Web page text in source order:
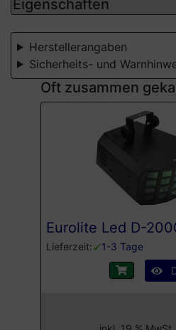
Eigenschaften
Herstellerangaben
Sicherheits- und
Oft zusammen
Eurolite Led D-
Lieferzeit:
1-3 Tage